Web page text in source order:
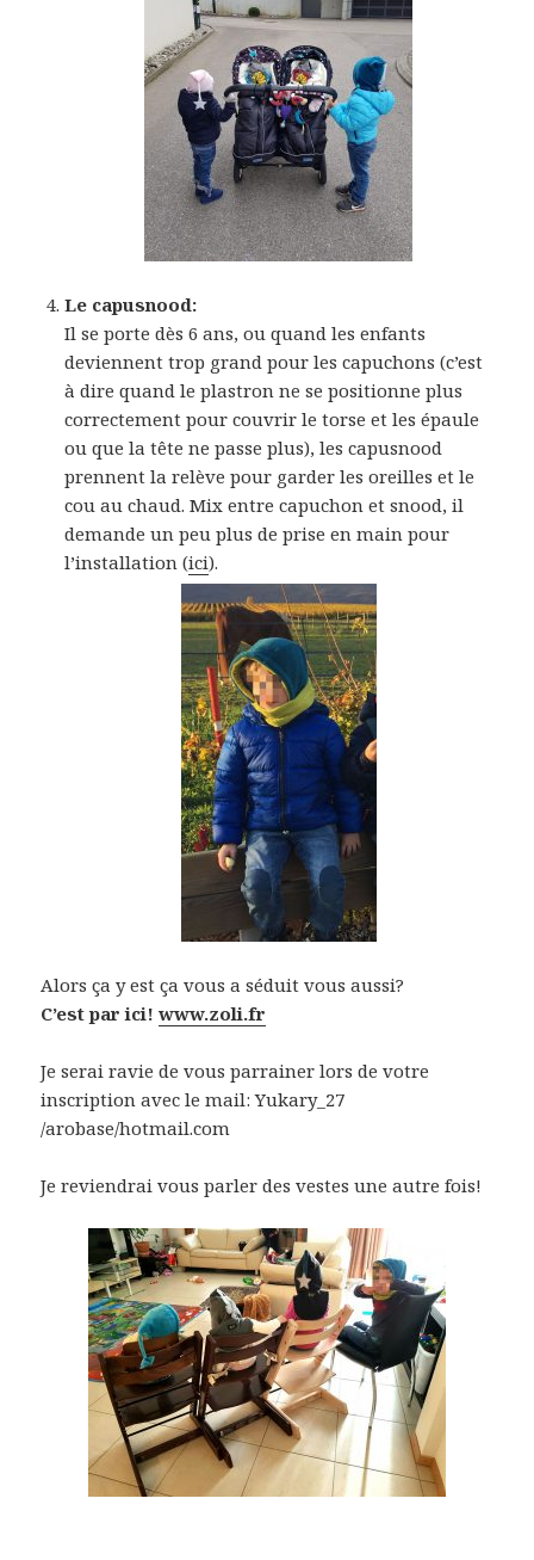
Le capusnood:
Il se porte dès 6 ans, ou quand les enfants
deviennent trop grand pour les capuchons (c’est
à dire quand le plastron ne se positionne plus
correctement pour couvrir le torse et les épaule
ou que la tête ne passe plus), les capusnood
prennent la relève pour garder les oreilles et le
cou au chaud. Mix entre capuchon et snood, il
demande un peu plus de prise en main pour
l’installation (ici).
Alors ça y est ça vous a séduit vous aussi?
C’est par ici!www.zoli.fr
Je serai ravie de vous parrainer lors de votre
inscription avec le mail: Yukary_27
/arobase/hotmail.com
Je reviendrai vous parler des vestes une autre fois!